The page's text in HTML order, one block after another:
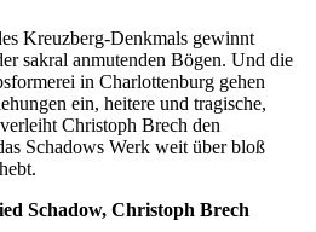
Kreuzberg-Denkmals gewinnt
sakral anmutenden Bögen. Und die
in Charlottenburg gehen
ein, heitere und tragische,
Christoph Brech den
Schadows Werk weit über bloß
Schadow, Christoph Brech